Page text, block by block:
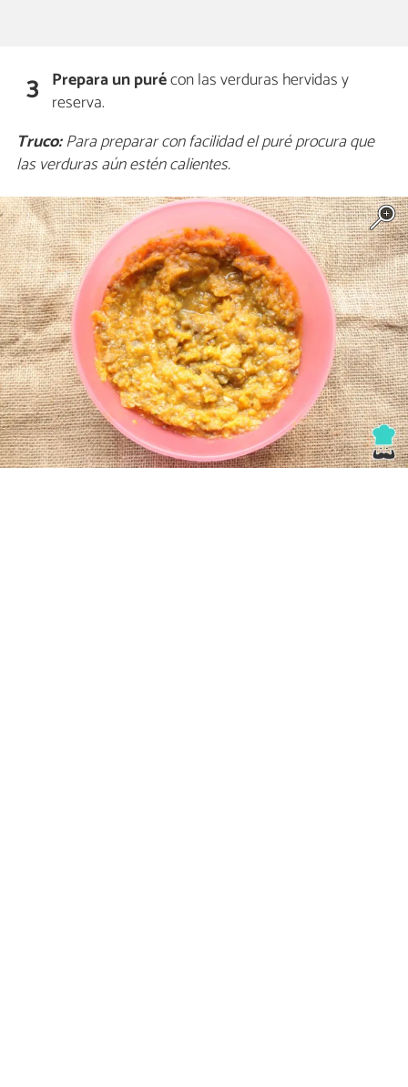
3 Prepara un purécon las verduras hervidas y
reserva.
Truco:Para preparar con facilidad el puré procura que
las verduras aún estén calientes.